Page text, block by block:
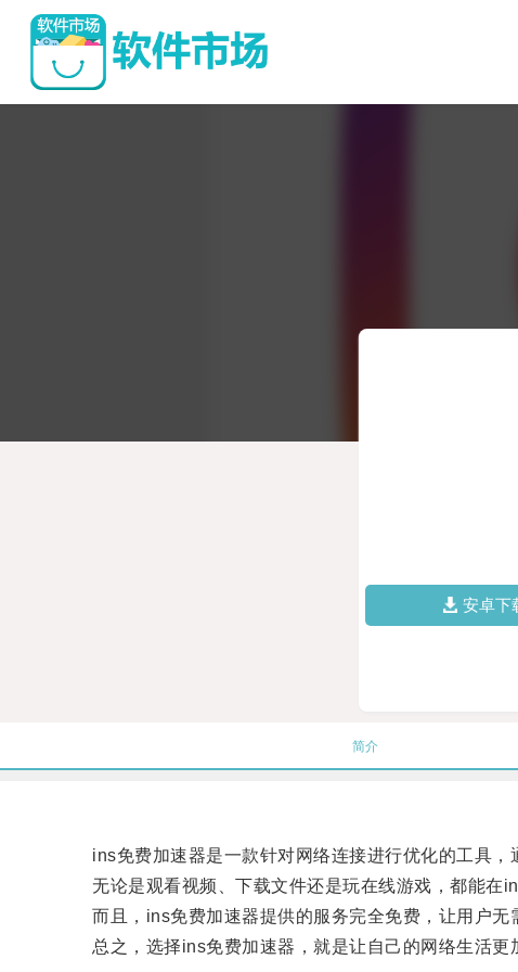
安卓下
简介
ins免费加速器是一款针对网络连接进行优化的工具，
无论是观看视频、下载文件还是玩在线游戏，都能在
而且，ins免费加速器提供的服务完全免费，让用户无
总之，选择ins免费加速器，就是让自己的网络生活更